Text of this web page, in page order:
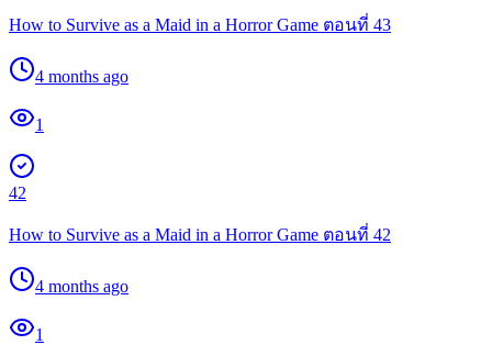
How to Survive as a Maid in a Horror Game ตอนที่ 43
4 months ago
1
42
How to Survive as a Maid in a Horror Game ตอนที่ 42
4 months ago
1